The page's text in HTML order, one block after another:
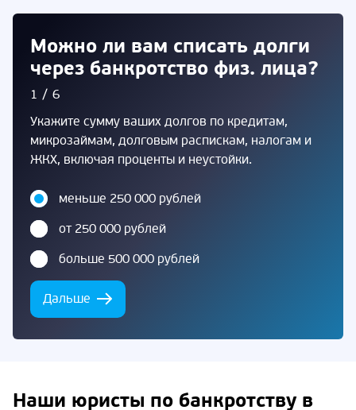
Можно ли вам списать долги
через банкротство физ. лица?
1/6
Укажите сумму ваших долгов по кредитам,
микрозаймам, долговым распискам, налогам и
ЖКХ, включая проценты и неустойки.
меньше 250 000 рублей
от 250 000 рублей
больше 500 000 рублей
Дальше
Наши юристы по банкротству в